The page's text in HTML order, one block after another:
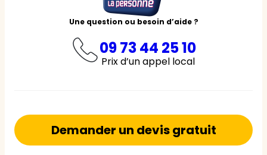
Une question ou besoin d’aide ?
09 73 44 25 10
Prix d’un appel local
Demander un devis gratuit